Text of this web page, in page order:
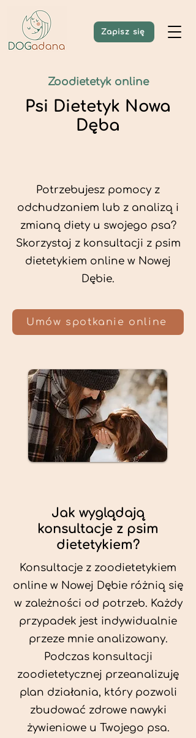
Zapisz się
Zoodietetyk online
Psi Dietetyk Nowa
Dęba
Potrzebujesz pomocy z
odchudzaniem lub z analizą i
zmianą diety u swojego psa?
Skorzystaj z konsultacji z psim
dietetykiem online w Nowej
Dębie.
Umów spotkanie online
Jak wyglądają
konsultacje z psim
dietetykiem?
Konsultacje z zoodietetykiem
online w Nowej Dębie różnią się
w zależności od potrzeb. Każdy
przypadek jest indywidualnie
przeze mnie analizowany.
Podczas konsultacji
zoodietetycznej przeanalizuję
plan działania, który pozwoli
zbudować zdrowe nawyki
żywieniowe u Twojego psa.